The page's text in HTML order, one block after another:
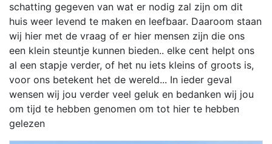
schatting gegeven van wat er nodig zal zijn om dit
huis weer levend te maken en leefbaar. Daaroom staan
wij hier met de vraag of er hier mensen zijn die ons
een klein steuntje kunnen bieden.. elke cent helpt ons
al een stapje verder, of het nu iets kleins of groots is,
voor ons betekent het de wereld... In ieder geval
wensen wij jou verder veel geluk en bedanken wij jou
om tijd te hebben genomen om tot hier te hebben
gelezen